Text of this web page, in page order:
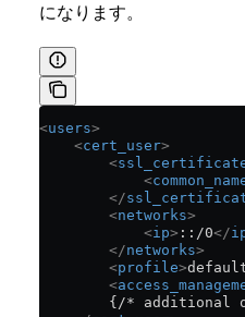
になります。
<users>
    <
cert_user>
        <
            <
        </
        <
networks>
            <
ip> ::/0</
        </
networks>
        <
profile>
        <
{/* additional